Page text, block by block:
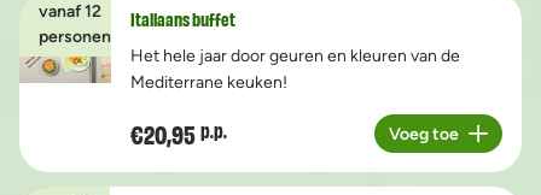
vanaf 12
personen
Italiaans buffet
Het hele jaar door geuren en kleuren van de
Mediterrane keuken!
€20,95 p.p.
Aantal
Voeg toe